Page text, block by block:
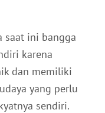
saat ini bangga
karena
dan memiliki
yang perlu
sendiri.